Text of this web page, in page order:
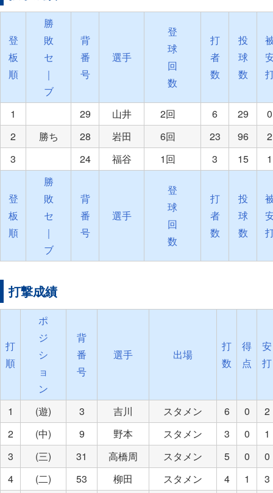
登
板
順
勝
敗
セ
｜
ブ
背
番
号
選手
登
球
回
数
打
者
数
投
球
数
1 29 山井 2回 6 29
0
2
勝ち 28 岩田 6回 23 96
2
3
24 福谷 1回 3 15 1
登
板
順
勝
敗
セ
｜
ブ
背
番
号
選手
登
球
回
数
打
者
数
投
球
数
打撃成績
打
順
ポ
ジ
シ
ョ
ン
背
番
号
選手 出場
打
数
得
点
安
打
1 (遊) 3 吉川 スタメン 6 0
2
2
(中) 9 野本 スタメン 3 0
1
3
(三) 31 高橋周 スタメン 5 0
0
4
(二) 53 柳田 スタメン 4 1 3